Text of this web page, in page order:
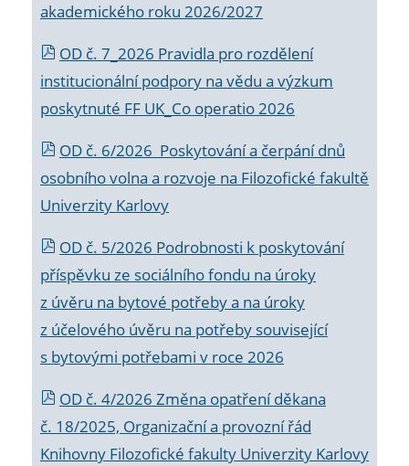
akademického roku 2026/2027
OD č. 7_2026 Pravidla pro rozdělení
institucionální podpory na vědu a výzkum
poskytnuté FF UK_Co operatio 2026
OD č. 6/2026 Poskytování a čerpání dnů
osobního volna a rozvoje na Filozofické fakultě
Univerzity Karlovy
OD č. 5/2026 Podrobnosti k poskytování
příspěvku ze sociálního fondu na úroky
z úvěru na bytové potřeby a na úroky
z účelového úvěru na potřeby související
s bytovými potřebami v roce 2026
OD č. 4/2026 Změna opatření děkana
č. 18/2025, Organizační a provozní řád
Knihovny Filozofické fakulty Univerzity Karlovy